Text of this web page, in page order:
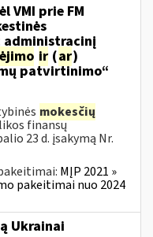
VMI prie FM
administracinį
ir (ar)
patvirtinimo“
mokesčių
finansų
23 d. įsakymą Nr.
MĮP 2021 »
pakeitimai nuo 2024
Ukrainai